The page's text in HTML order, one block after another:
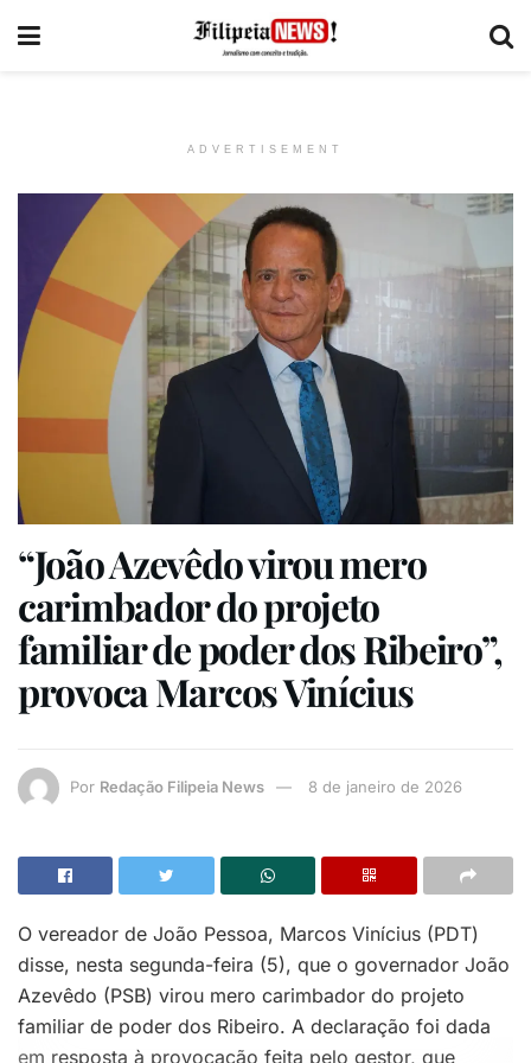
ADVERTISEMENT
“João Azevêdo virou mero
carimbador do projeto
familiar de poder dos Ribeiro”,
provoca Marcos Vinícius
Por Redação Filipeia News 8 de janeiro de 2026
O vereador de João Pessoa, Marcos Vinícius (PDT)
disse, nesta segunda-feira (5), que o governador João
Azevêdo (PSB) virou mero carimbador do projeto
familiar de poder dos Ribeiro. A declaração foi dada
em resposta à provocação feita pelo gestor, que